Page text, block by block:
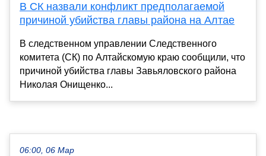
В СК назвали конфликт предполагаемой
причиной убийства главы района на Алтае
В следственном управлении Следственного
комитета (СК) по Алтайскомую краю сообщили, что
причиной убийства главы Завьяловского района
Николая Онищенко...
06:00, 06 Мар